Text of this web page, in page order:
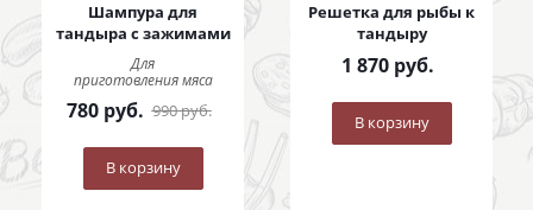
Шампура для
тандыра с зажимами
Для
приготовления мяса
780руб. 990руб.
В корзину
Решетка для рыбы к
тандыру
1 870руб.
В корзину